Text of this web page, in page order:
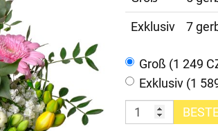
Exklusiv
7
Groß (1 249
Exklusiv (1